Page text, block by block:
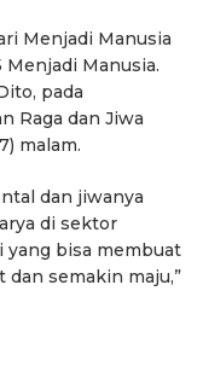
Menjadi Manusia
Manusia.
pada
Raga dan Jiwa
malam.
dan jiwanya
di sektor
yang bisa membuat
dan semakin maju,”